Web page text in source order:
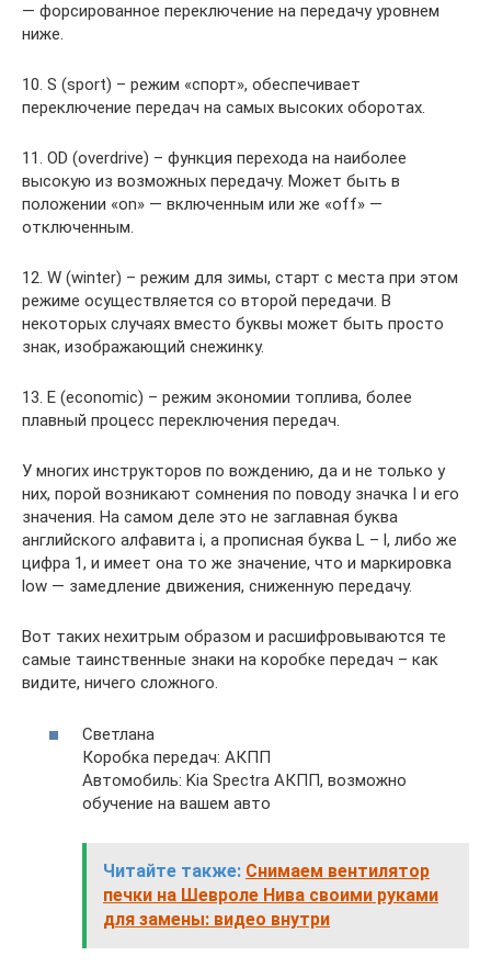
— форсированное переключение на передачу уровнем
ниже.
10. S (sport) – режим «спорт», обеспечивает
переключение передач на самых высоких оборотах.
11. OD (overdrive) – функция перехода на наиболее
высокую из возможных передачу. Может быть в
положении «on» — включенным или же «off» —
отключенным.
12. W (winter) – режим для зимы, старт с места при этом
режиме осуществляется со второй передачи. В
некоторых случаях вместо буквы может быть просто
знак, изображающий снежинку.
13. Е (economic) – режим экономии топлива, более
плавный процесс переключения передач.
У многих инструкторов по вождению, да и не только у
них, порой возникают сомнения по поводу значка I и его
значения. На самом деле это не заглавная буква
английского алфавита і, а прописная буква L – l, либо же
цифра 1, и имеет она то же значение, что и маркировка
low — замедление движения, сниженную передачу.
Вот таких нехитрым образом и расшифровываются те
самые таинственные знаки на коробке передач – как
видите, ничего сложного.
Светлана
Коробка передач: АКПП
Автомобиль: Kia Spectra АКПП, возможно
обучение на вашем авто
Читайте также: Снимаем вентилятор
печки на Шевроле Нива своими руками
для замены: видео внутри